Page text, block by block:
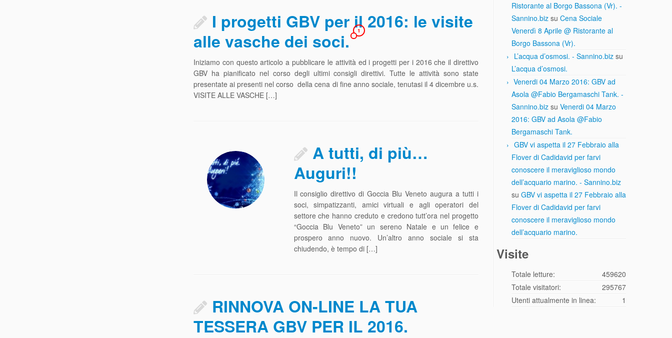
I progetti GBV per il 2016: le visite
alle vasche dei soci.
1
Iniziamo con questo articolo a pubblicare le attività ed i progetti per i 2016 che il direttivo
GBV ha pianificato nel corso degli ultimi consigli direttivi. Tutte le attività sono state
presentate ai presenti nel corso della cena di fine anno sociale, tenutasi il 4 dicembre u.s.
VISITE ALLE VASCHE […]
A tutti, di più…
Auguri!!
Il consiglio direttivo di Goccia Blu Veneto augura a tutti i
soci, simpatizzanti, amici virtuali e agli operatori del
settore che hanno creduto e credono tutt’ora nel progetto
“Goccia Blu Veneto” un sereno Natale e un felice e
prospero anno nuovo. Un’altro anno sociale si sta
chiudendo, è tempo di […]
RINNOVA ON-LINE LA TUA
TESSERA GBV PER IL 2016.
Ristorante al Borgo Bassona (Vr). -
Sannino.biz su Cena Sociale
Venerdì 8 Aprile @ Ristorante al
Borgo Bassona (Vr).
L’acqua d’osmosi. - Sannino.biz su
L’acqua d’osmosi.
Venerdi 04 Marzo 2016: GBV ad
Asola @Fabio Bergamaschi Tank. -
Sannino.biz su Venerdi 04 Marzo
2016: GBV ad Asola @Fabio
Bergamaschi Tank.
GBV vi aspetta il 27 Febbraio alla
Flover di Cadidavid per farvi
conoscere il meraviglioso mondo
dell’acquario marino. - Sannino.biz
su GBV vi aspetta il 27 Febbraio alla
Flover di Cadidavid per farvi
conoscere il meraviglioso mondo
dell’acquario marino.
Visite
459620
Totale letture:
295767
Totale visitatori:
1
Utenti attualmente in linea: